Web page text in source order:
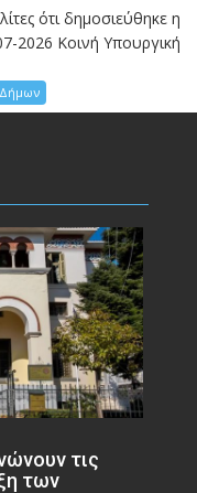
ότι δημοσιεύθηκε η
2026 Κοινή Υπουργική
τις
των